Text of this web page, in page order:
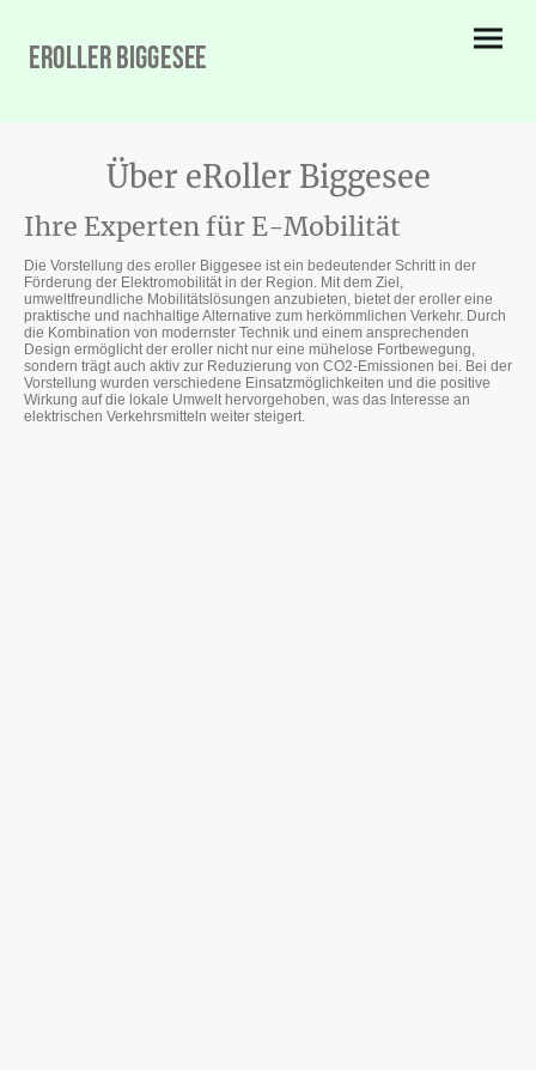
eRoller biggesee
Über eRoller Biggesee
Ihre Experten für E-Mobilität
Die Vorstellung des eroller Biggesee ist ein bedeutender Schritt in der
Förderung der Elektromobilität in der Region. Mit dem Ziel,
umweltfreundliche Mobilitätslösungen anzubieten, bietet der eroller eine
praktische und nachhaltige Alternative zum herkömmlichen Verkehr. Durch
die Kombination von modernster Technik und einem ansprechenden
Design ermöglicht der eroller nicht nur eine mühelose Fortbewegung,
sondern trägt auch aktiv zur Reduzierung von CO2-Emissionen bei. Bei der
Vorstellung wurden verschiedene Einsatzmöglichkeiten und die positive
Wirkung auf die lokale Umwelt hervorgehoben, was das Interesse an
elektrischen Verkehrsmitteln weiter steigert.